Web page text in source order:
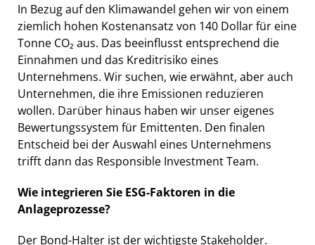
In Bezug auf den Klimawandel gehen wir von einem
ziemlich hohen Kostenansatz von 140 Dollar für eine
Tonne CO₂ aus. Das beeinflusst entsprechend die
Einnahmen und das Kreditrisiko eines
Unternehmens. Wir suchen, wie erwähnt, aber auch
Unternehmen, die ihre Emissionen reduzieren
wollen. Darüber hinaus haben wir unser eigenes
Bewertungssystem für Emittenten. Den finalen
Entscheid bei der Auswahl eines Unternehmens
trifft dann das Responsible Investment Team.
Wie integrieren Sie ESG-Faktoren in die
Anlageprozesse?
Der Bond-Halter ist der wichtigste Stakeholder.